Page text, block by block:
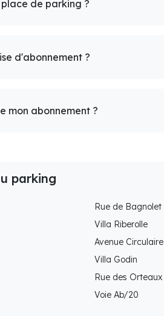
de parking ?
d'abonnement ?
mon abonnement ?
parking
Rue de Bagnolet
Villa Riberolle
Avenue Circulaire
Villa Godin
Rue des Orteaux
Voie Ab/20